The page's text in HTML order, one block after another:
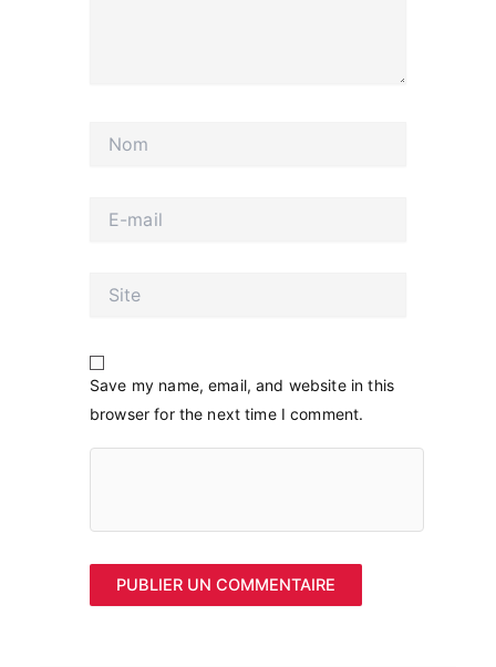
mail
Save my name, email, and website in this
browser for the next time I comment.